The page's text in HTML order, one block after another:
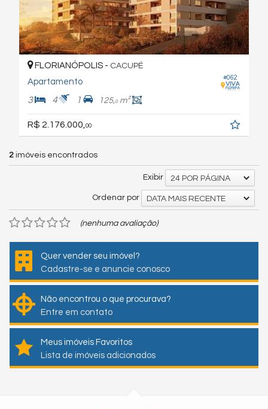
#062
FLORIANÓPOLIS - CACUPÉ
Apartamento
3 4 1 125,0m²
R$ 2.176.000,00
2 imóveis encontrados
Exibir 24 POR PÁGINA
Ordenar por DATA MAIS RECENTE
(nenhuma avaliação)
Quer vender seu imóvel?
Cadastre-se e anuncie conosco
Não encontrou o que procurava?
Entre em contato
Meus imóveis Favoritos
Lista de imóveis adicionados